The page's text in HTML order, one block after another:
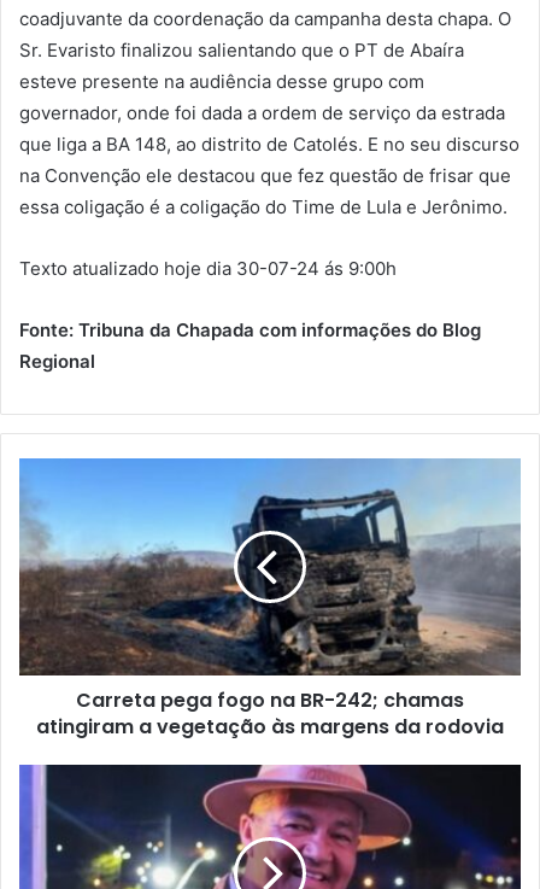
coadjuvante da coordenação da campanha desta chapa. O
Sr. Evaristo finalizou salientando que o PT de Abaíra
esteve presente na audiência desse grupo com
governador, onde foi dada a ordem de serviço da estrada
que liga a BA 148, ao distrito de Catolés. E no seu discurso
na Convenção ele destacou que fez questão de frisar que
essa coligação é a coligação do Time de Lula e Jerônimo.
Texto atualizado hoje dia 30-07-24 ás 9:00h
Fonte: Tribuna da Chapada com informações do Blog
Regional
fogo
BR-
242;
chamas
atingiram
a
vegetação
rodovia
Carreta pega fogo na BR-242; chamas
atingiram a vegetação às margens da rodovia
Prefeito
empresa